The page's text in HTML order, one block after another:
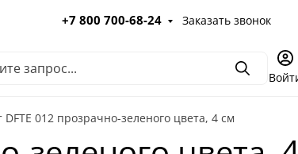
+7 800 700-68-24 Заказать звонок
Поиск
012 прозрачно-зеленого цвета, 4 см